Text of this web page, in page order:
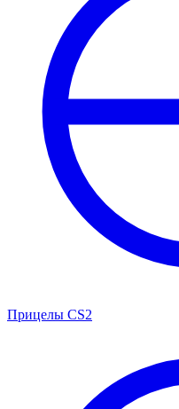
Прицелы CS2